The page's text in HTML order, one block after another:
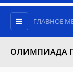
ГЛАВНОЕ
ОЛИМПИАДА